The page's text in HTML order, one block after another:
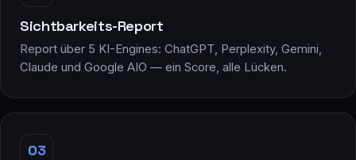
Sichtbarkeits-Report
Report über 5 KI-Engines: ChatGPT, Perplexity, Gemini,
Claude und Google AIO — ein Score, alle Lücken.
03